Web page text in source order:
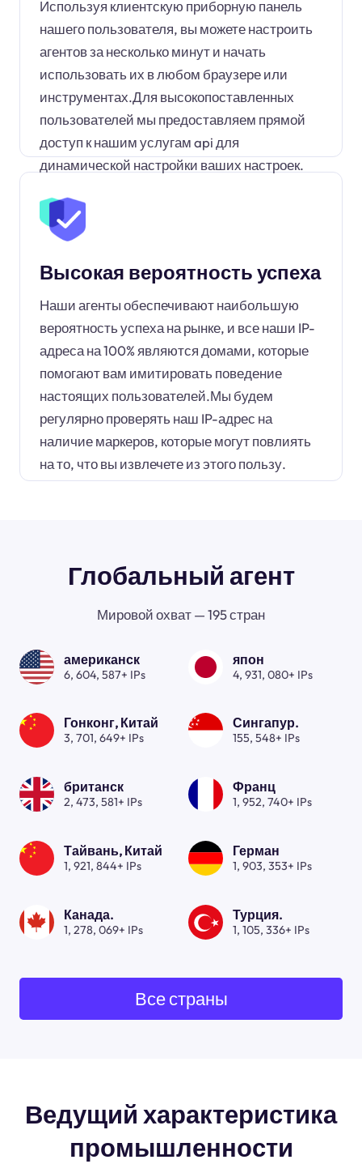
Используя клиентскую приборную панель
нашего пользователя, вы можете настроить
агентов за несколько минут и начать
использовать их в любом браузере или
инструментах.Для высокопоставленных
пользователей мы предоставляем прямой
доступ к нашим услугам api для
динамической настройки ваших настроек.
Высокая вероятность успеха
Наши агенты обеспечивают наибольшую
вероятность успеха на рынке, и все наши IP-
адреса на 100% являются домами, которые
помогают вам имитировать поведение
настоящих пользователей.Мы будем
регулярно проверять наш IP-адрес на
наличие маркеров, которые могут повлиять
на то, что вы извлечете из этого пользу.
Глобальный агент
Мировой охват — 195 стран
американск
6, 604, 587+ IPs
япон
4, 931, 080+ IPs
Гонконг, Китай
3, 701, 649+ IPs
Сингапур.
155, 548+ IPs
британск
2, 473, 581+ IPs
Франц
1, 952, 740+ IPs
Тайвань, Китай
1, 921, 844+ IPs
Герман
1, 903, 353+ IPs
Канада.
1, 278, 069+ IPs
Турция.
1, 105, 336+ IPs
Все страны
Ведущий характеристика
промышленности